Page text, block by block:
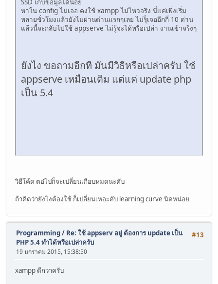
หาใน config ไม่เจอ คงใช้ xampp ไม่ไหวจริง นี่แค่เพิ่งเริ่ม
หลายชั่วโมงแล้วยังไม่ผ่านด่านแรกๆเลย ไม่รุ็เจออีกกี่ 10 ด่าน
แล้วนี้จะกลับไปใช้ appserve ไม่รู้จะได้หรือเปล่า งานเข้าจริงๆ
ยังไง ขอถามอีกที มันมีวิธีหรือเปล่าครับ ใช้
appserve เหมือนเดิม แต่แค่ update php
เป็น 5.4
วิธีโค้ด ตอ่ไปก็จะเปลี่ยนเกือบหมดนะคับ
ถ้าคิดว่ายังไงต้องใช้ ก็เปลี่ยนเหอะคับ learning curve นิดหน่อย
#13
Programming/ Re: ใช้ appserv อยู่ ต้องการ update เป็น
PHP 5.4 ทำได้หรือเปล่าครับ
19 มกราคม 2015, 15:38:50
xampp ดีกว่าครับ